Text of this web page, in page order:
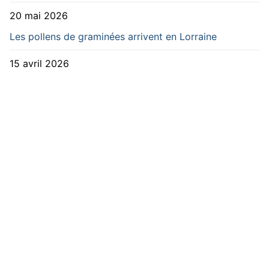
20 mai 2026
Les pollens de graminées arrivent en Lorraine
15 avril 2026